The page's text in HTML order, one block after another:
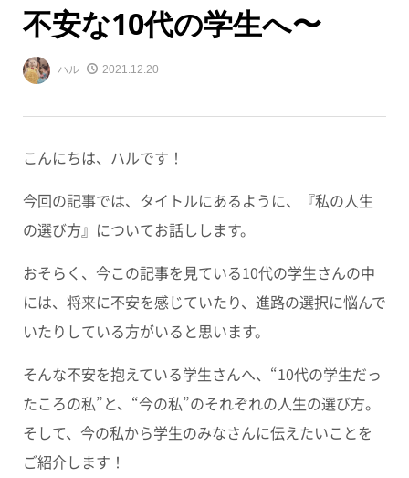
不安な10代の学生へ〜
ハル 2021.12.20
こんにちは、ハルです！
今回の記事では、タイトルにあるように、『私の人生
の選び方』についてお話しします。
おそらく、今この記事を見ている10代の学生さんの中
には、将来に不安を感じていたり、進路の選択に悩んで
いたりしている方がいると思います。
そんな不安を抱えている学生さんへ、“10代の学生だっ
たころの私”と、“今の私”のそれぞれの人生の選び方。
そして、今の私から学生のみなさんに伝えたいことを
ご紹介します！